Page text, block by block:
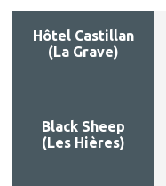
Hôtel Castillan
(La Grave)
Black Sheep
(Les Hières)